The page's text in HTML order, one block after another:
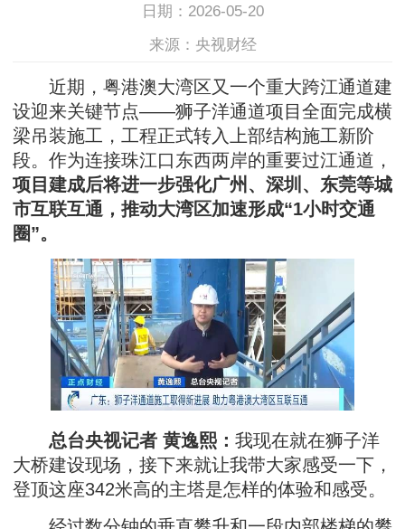
日期：2026-05-20
来源：央视财经
近期，粤港澳大湾区又一个重大跨江通道建
设迎来关键节点——狮子洋通道项目全面完成横
梁吊装施工，工程正式转入上部结构施工新阶
段。作为连接珠江口东西两岸的重要过江通道，
项目建成后将进一步强化广州、深圳、东莞等城
市互联互通，推动大湾区加速形成“1小时交通
圈”。
总台央视记者 黄逸熙： 我现在就在狮子洋
大桥建设现场，接下来就让我带大家感受一下，
登顶这座342米高的主塔是怎样的体验和感受。